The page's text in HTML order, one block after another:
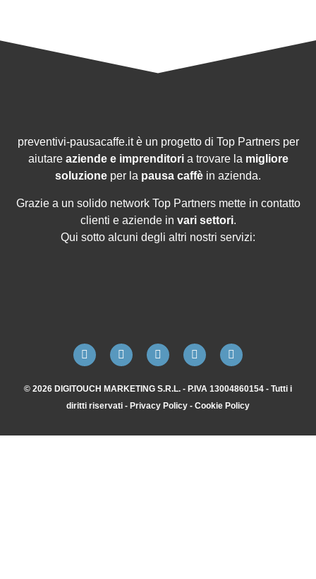
preventivi-pausacaffe.it è un progetto di Top Partners per
aiutare aziende e imprenditoria trovare la migliore
soluzione per la pausa caffè in azienda.
Grazie a un solido network Top Partners mette in contatto
clienti e aziende in vari settori.
Qui sotto alcuni degli altri nostri servizi:
© 2026 DIGITOUCH MARKETING S.R.L. - P.IVA 13004860154 - Tutti i
diritti riservati - Privacy Policy - Cookie Policy